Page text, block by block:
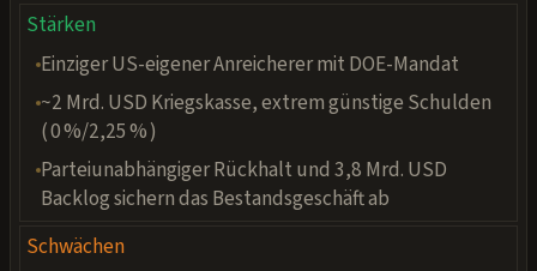
Nettozinsquote
Nettozinsdeckungsquote
Dyn. Verschuld.grad 16 15 16 Jahre ↑
Langfr. Verschuldung 27 30 38 % ↑
Umsatz pro Mitarbeiter 1,0 1,1 1,1 Mio. € ↑
SBC Quote
SG & A Expense Ratio
Substanzerhalt vs. Expansion
CapEx-Intensität
1,9 ↑
Stärken
Einziger US-eigener Anreicherer mit DOE-Mandat
~2 Mrd. USD Kriegskasse, extrem günstige Schulden
( 0 %/2,25 % )
Parteiunabhängiger Rückhalt und 3,8 Mrd. USD
Backlog sichern das Bestandsgeschäft ab
Schwächen